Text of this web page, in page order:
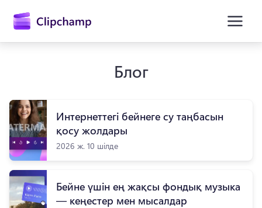
Тегін қолданып көру
Блог
Интернеттегі бейнеге су таңбасын
қосу жолдары
2026 ж. 10 шілде
Бейне үшін ең жақсы фондық музыка
— кеңестер мен мысалдар